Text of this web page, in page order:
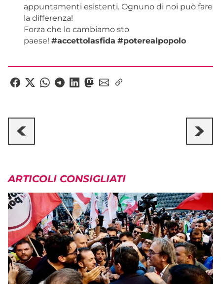
appuntamenti esistenti. Ognuno di noi può fare
la differenza!
Forza che lo cambiamo sto
paese! #accettolasfida #poterealpopolo
ARTICOLI CONSIGLIATI